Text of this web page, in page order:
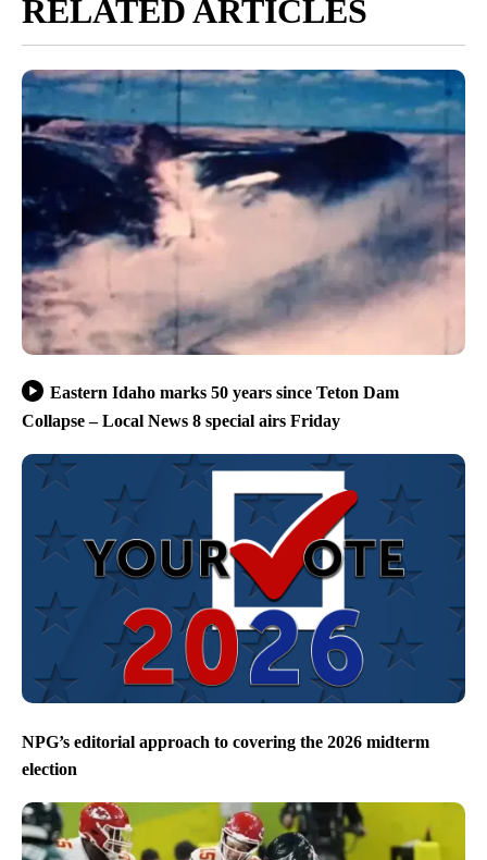
RELATED ARTICLES
Eastern Idaho marks 50 years since Teton Dam
Collapse – Local News 8 special airs Friday
NPG’s editorial approach to covering the 2026 midterm
election